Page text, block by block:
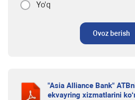
Yo'q
Ovoz berish
"Asia Alliance Bank"
ekvayring xizmatlarini